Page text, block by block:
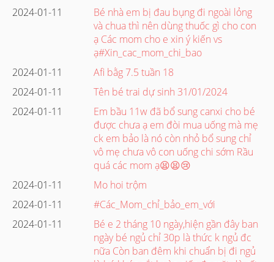
2024-01-11
Bé nhà em bị đau bụng đi ngoài lỏng
và chua thì nên dùng thuốc gì cho con
ạ Các mom cho e xin ý kiến vs
ạ#Xin_cac_mom_chi_bao
2024-01-11
Afi bằg 7.5 tuần 18
2024-01-11
Tên bé trai dự sinh 31/01/2024
2024-01-11
Em bầu 11w đã bổ sung canxi cho bé
được chưa ạ em đòi mua uống mà mẹ
ck em bảo là nó còn nhỏ bổ sung chỉ
vô mẹ chưa vô con uống chi sớm Rầu
quá các mom ạ😫😫😢
2024-01-11
Mo hoi trộm
2024-01-11
#Các_Mom_chỉ_bảo_em_với
2024-01-11
Bé e 2 tháng 10 ngày,hiện gần đây ban
ngày bé ngủ chỉ 30p là thức k ngủ đc
nữa Còn ban đêm khi chuẩn bị đi ngủ